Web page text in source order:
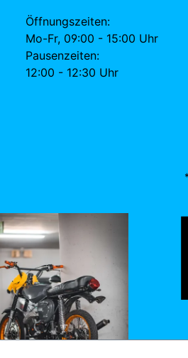
Öffnungszeiten:
Mo-Fr, 09:00 - 15:00 Uhr
Pausenzeiten:
12:00 - 12:30 Uhr